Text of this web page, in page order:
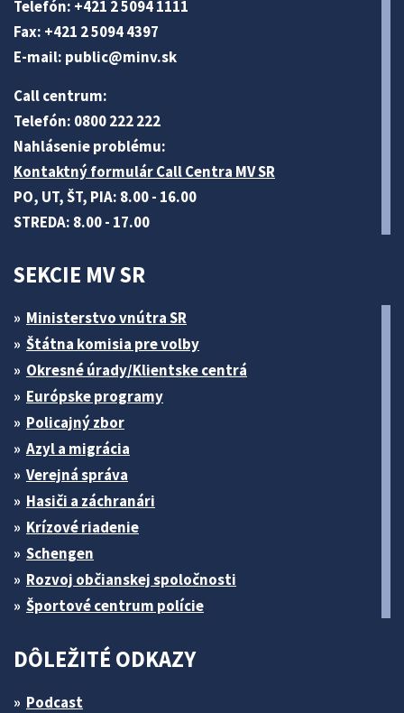
Telefón: +421 2 5094 1111
Fax: +421 2 5094 4397
E-mail: public@minv.sk
Call centrum:
Telefón: 0800 222 222
Nahlásenie problému:
Kontaktný formulár Call Centra MV SR
PO, UT, ŠT, PIA: 8.00 - 16.00
STREDA: 8.00 - 17.00
SEKCIE MV SR
Ministerstvo vnútra SR
Štátna komisia pre volby
Okresné úrady/Klientske centrá
Európske programy
Policajný zbor
Azyl a migrácia
Verejná správa
Hasiči a záchranári
Krízové riadenie
Schengen
Rozvoj občianskej spoločnosti
Športové centrum polície
DÔLEŽITÉ ODKAZY
Podcast